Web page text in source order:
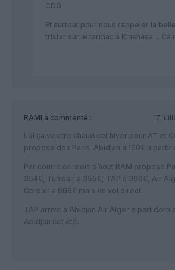
CDG
Et surtout pour nous rappeler la
tristar sur le tarmac à Kinshasa… Ca
RAMI a commenté :
17
Lol ça va etre chaud cet hiver pour AT et
propose des Paris-Abidjan a 120€ a partir
Par contre ce mois d’aout RAM propose
354€, Tunisair a 355€, TAP a 390€, Air
Corsair a 668€ mais en vol direct.
TAP arrive a Abidjan Air Algerie part
Abidjan cet été..